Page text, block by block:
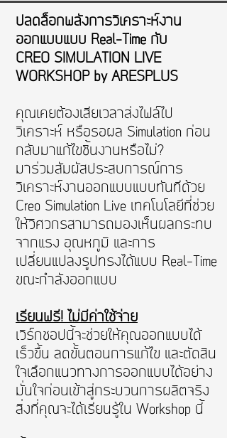
ปลดล็อกพลังการวิเคราะห์งาน
ออกแบบแบบ Real-Time กับ
CREO SIMULATION LIVE
WORKSHOP by ARESPLUS
คุณเคยต้องเสียเวลาส่งไฟล์ไป
วิเคราะห์ หรือรอผล Simulation ก่อน
กลับมาแก้ไขชิ้นงานหรือไม่?
มาร่วมสัมผัสประสบการณ์การ
วิเคราะห์งานออกแบบแบบทันทีด้วย
Creo Simulation Live เทคโนโลยีที่ช่วย
ให้วิศวกรสามารถมองเห็นผลกระทบ
จากแรง อุณหภูมิ และการ
เปลี่ยนแปลงรูปทรงได้แบบ Real-Time
ขณะกำลังออกแบบ
เรียนฟรี! ไม่มีค่าใช้จ่าย
เวิร์กชอปนี้จะช่วยให้คุณออกแบบได้
เร็วขึ้น ลดขั้นตอนการแก้ไข และตัดสิน
ใจเลือกแนวทางการออกแบบได้อย่าง
มั่นใจก่อนเข้าสู่กระบวนการผลิตจริง
สิ่งที่คุณจะได้เรียนรู้ใน Workshop นี้